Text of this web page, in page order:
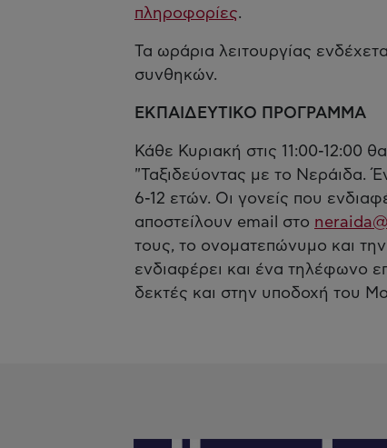
πληροφορίες.
Τα ωράρια λειτουργίας
συνθηκών.
ΕΚΠΑΙΔΕΥΤΙΚΟ ΠΡΟΓΡΑΜΜΑ
Κάθε Κυριακή στις 11:00-12:00
"Ταξιδεύοντας με το Νεράιδα.
6-12 ετών. Οι γονείς που
αποστείλουν email στο
τους, το ονοματεπώνυμο και
ενδιαφέρει και ένα τηλέφωνο
δεκτές και στην υποδοχή του